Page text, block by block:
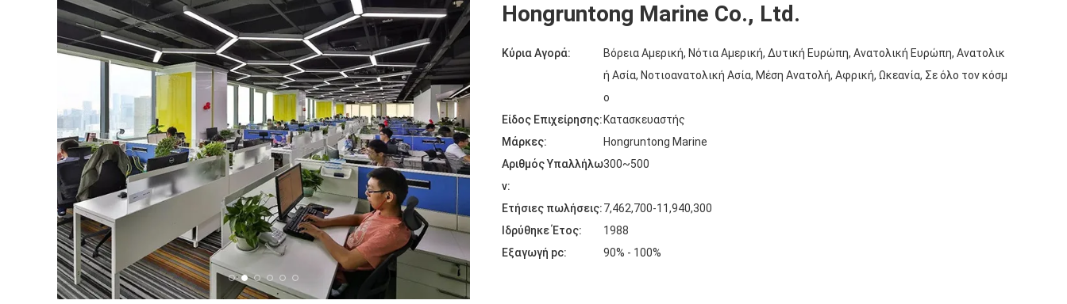
Hongruntong Marine Co., Ltd.
Κύρια Αγορά:
Βόρεια Αμερική, Νότια Αμερική, Δυτική Ευρώπη, Ανατολική Ευρώπη, Ανατολικ
ή Ασία, Νοτιοανατολική Ασία, Μέση Ανατολή, Αφρική, Ωκεανία, Σε όλο τον κόσμ
ο
Είδος Επιχείρησης: Κατασκευαστής
Μάρκες:
Hongruntong Marine
Αριθμός Υπαλλήλω
ν:
300~500
Ετήσιες πωλήσεις:7,462,700-11,940,300
Ιδρύθηκε Έτος:
1988
Εξαγωγή pc:
90% - 100%